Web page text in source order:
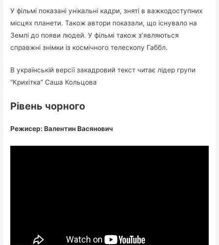
У фільмі показані унікальні кадри, зняті в важкодоступних
місцях планети. Також автори показали, що існувало на
Землі до появи людей. У фільмі також з’являються
справжні знімки із космічного телескопу Габбл.
В українській версії закадровий текст читає лiдер групи
“Крихiтка” Саша Кольцова
Рівень чорного
Режисер: Валентин Васянович